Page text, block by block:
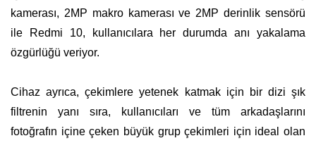
kamerası, 2MP makro kamerası ve 2MP derinlik sensörü
ile Redmi 10, kullanıcılara her durumda anı yakalama
özgürlüğü veriyor.
Cihaz ayrıca, çekimlere yetenek katmak için bir dizi şık
filtrenin yanı sıra, kullanıcıları ve tüm arkadaşlarını
fotoğrafın içine çeken büyük grup çekimleri için ideal olan